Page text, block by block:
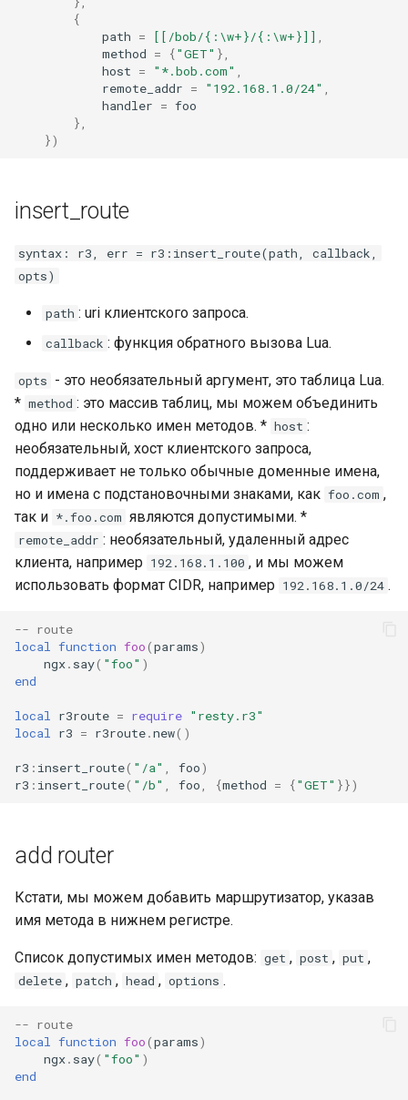
internal-redirect
jpeg
js-challenge
json-var
jwt
keyval
label
length-hiding
live-common
log-zmq
loop-detect
lua-upstream
lua
markdown
memc
{
path = [[/bob/{:\w+}/{:\w+}]]
method = {"GET" },
host = "*.bob.com"
remote_addr = "192.168.1.0/24"
handler = foo
},
})
insert_route
syntax: r3, err = r3:insert_route(path, callback,
opts)
path : uri клиентского запроса.
callback : функция обратного вызова Lua.
opts - это необязательный аргумент, это таблица Lua.
* method : это массив таблиц, мы можем объединить
одно или несколько имен методов. * host :
необязательный, хост клиентского запроса,
поддерживает не только обычные доменные имена,
но и имена с подстановочными знаками, как foo.com ,
так и *.foo.com являются допустимыми. *
remote_addr : необязательный, удаленный адрес
клиента, например 192.168.1.100 , и мы можем
использовать формат CIDR, например 192.168.1.0/24 .
-- route
local
function foo(params)
ngx. say( "foo" )
end
local r3route = require "resty.r3"
local
r3 = r3route.new()
r3 : insert_route( "/a" foo)
r3 : insert_route( "/b" foo {method = {"GET" }})
add router
Кстати, мы можем добавить маршрутизатор, указав
имя метода в нижнем регистре.
Список допустимых имен методов: get , post , put ,
delete , patch , head , options .
-- route
local
function foo(params)
ngx. say( "foo" )
end